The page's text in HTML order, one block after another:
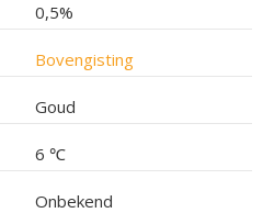
0,5%
Bovengisting
Goud
6 ℃
Onbekend